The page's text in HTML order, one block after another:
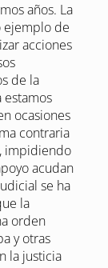
años. La
ejemplo de
acciones
de la
estamos
ocasiones
contraria
impidiendo
acudan
se ha
la
orden
y otras
la justicia